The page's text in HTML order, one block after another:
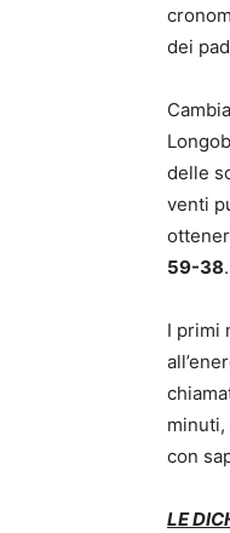
dei
delle
venti
59-38.
I primi
minuti,
con
LE